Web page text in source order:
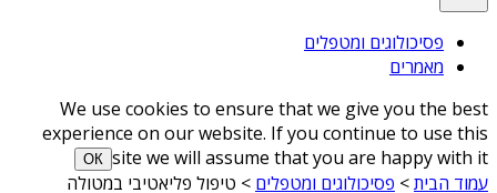
פסיכולוגים ומטפלים
מאמרים
We use cookies to ensure that we give you the best
experience on our website. If you continue to use this
site we will assume that you are happy with it
ОК
עמוד הבית> פסיכולוגים ומטפלים > טיפול פליאטיבי במטולה